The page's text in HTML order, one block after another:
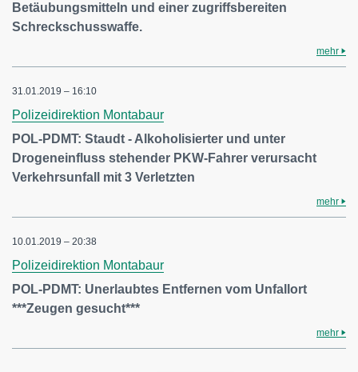
Betäubungsmitteln und einer zugriffsbereiten
Schreckschusswaffe.
mehr
31.01.2019 – 16:10
Polizeidirektion Montabaur
POL-PDMT: Staudt - Alkoholisierter und unter
Drogeneinfluss stehender PKW-Fahrer verursacht
Verkehrsunfall mit 3 Verletzten
mehr
10.01.2019 – 20:38
Polizeidirektion Montabaur
POL-PDMT: Unerlaubtes Entfernen vom Unfallort
***Zeugen gesucht***
mehr